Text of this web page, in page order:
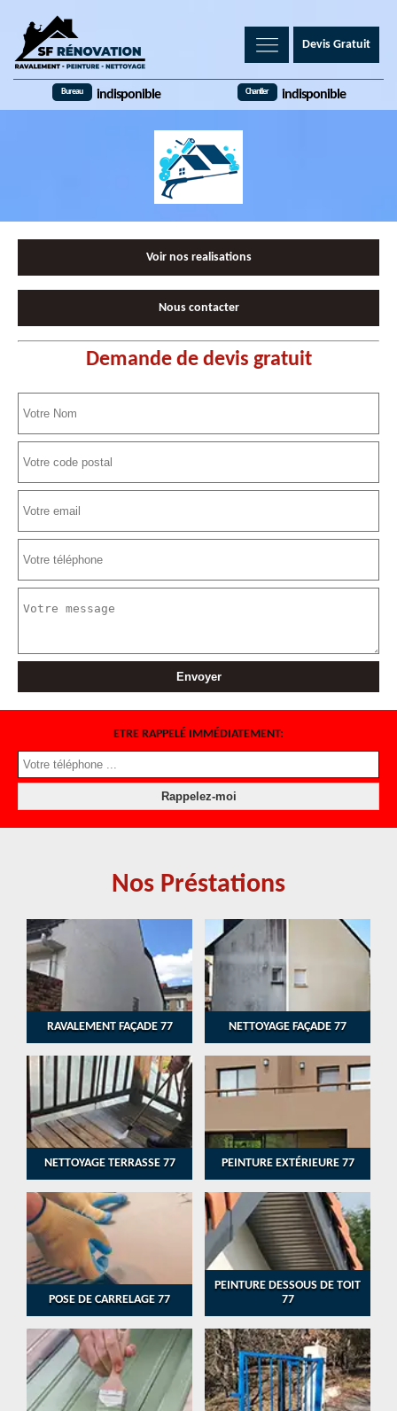
Devis Gratuit
Bureau indisponible Chantier indisponible
Voir nos realisations
Nous contacter
Demande de devis gratuit
ETRE RAPPELÉ IMMÉDIATEMENT:
Nos Préstations
RAVALEMENT FAÇADE 77 NETTOYAGE FAÇADE 77
NETTOYAGE TERRASSE 77 PEINTURE EXTÉRIEURE 77
POSE DE CARRELAGE 77
PEINTURE DESSOUS DE TOIT
77